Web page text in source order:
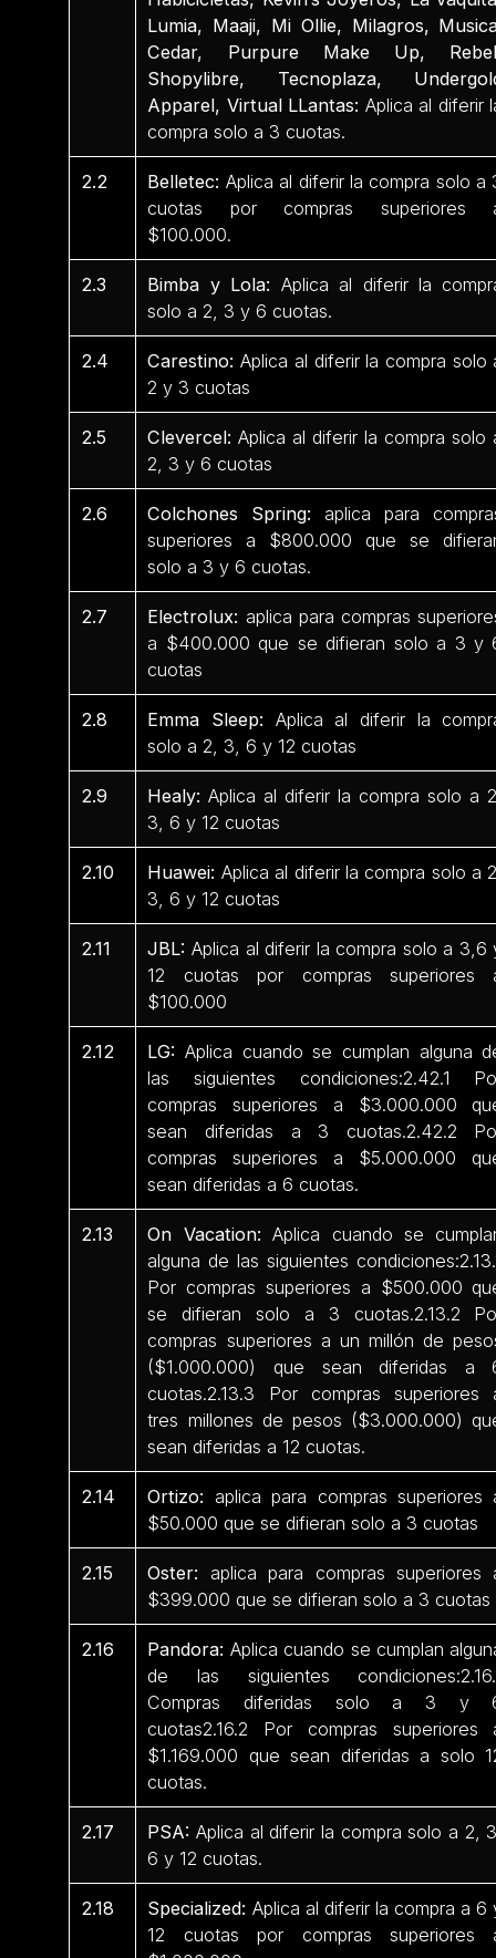
Lumia, Maaji, Mi Ollie, Milagros,
Cedar, Purpure Make Up,
Shopylibre, Tecnoplaza,
Apparel, Virtual LLantas: Aplica al diferir
compra solo a 3 cuotas.
2.2 Belletec: Aplica al diferir la compra solo a
cuotas por compras superiores
$100.000.
2.3 Bimba y Lola: Aplica al diferir la
solo a 2, 3 y 6 cuotas.
2.4 Carestino: Aplica al diferir la compra solo
2 y 3 cuotas
2.5 Clevercel:Aplica al diferir la compra solo
2, 3 y 6 cuotas
2.6 Colchones Spring: aplica para
superiores a $800.000 que se
solo a 3 y 6 cuotas.
2.7 Electrolux: aplica para compras
a $400.000 que se difieran solo a 3 y
cuotas
2.8 Emma Sleep: Aplica al diferir la
solo a 2, 3, 6 y 12 cuotas
2.9 Healy: Aplica al diferir la compra solo a
3, 6 y 12 cuotas
2.10 Huawei: Aplica al diferir la compra solo a
3, 6 y 12 cuotas
2.11 JBL: Aplica al diferir la compra solo a 3,6
12 cuotas por compras superiores
$100.000
2.12 LG: Aplica cuando se cumplan alguna
las siguientes condiciones:2.42.1
compras superiores a $3.000.000
sean diferidas a 3 cuotas.2.42.2
compras superiores a $5.000.000
sean diferidas a 6 cuotas.
2.13 On Vacation:Aplica cuando se
alguna de las siguientes
Por compras superiores a $500.000
se difieran solo a 3 cuotas.2.13.2
compras superiores a un millón de
($1.000.000) que sean diferidas a
cuotas.2.13.3 Por compras superiores
tres millones de pesos ($3.000.000)
sean diferidas a 12 cuotas.
2.14 Ortizo: aplica para compras superiores
$50.000 que se difieran solo a 3 cuotas
2.15 Oster: aplica para compras superiores
$399.000 que se difieran solo a 3 cuotas
2.16 Pandora: Aplica cuando se cumplan
de las siguientes
Compras diferidas solo a 3 y
cuotas2.16.2 Por compras superiores
$1.169.000 que sean diferidas a solo
cuotas.
2.17 PSA: Aplica al diferir la compra solo a 2,
6 y 12 cuotas.
2.18 Specialized: Aplica al diferir la compra a 6
12 cuotas por compras superiores